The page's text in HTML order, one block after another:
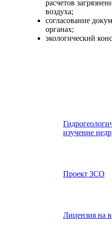
расчетов
воздуха;
согласование
органах;
экологический
изучение недр
Проект ЗСО
Лицензия на